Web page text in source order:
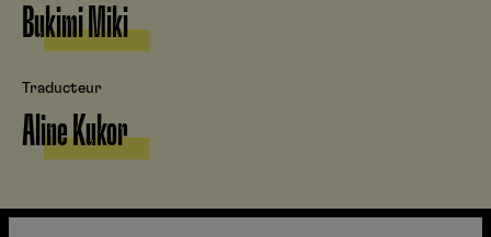
Bukimi Miki
Traducteur
Aline Kukor